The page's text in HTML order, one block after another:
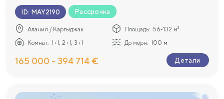
ID: MAY2190 Рассрочка
Алания / Каргыджак Площадь: 56-132 м²
Комнат: 1+1, 2+1, 3+1 До моря: 100 м
165 000 - 394 714 € Детали